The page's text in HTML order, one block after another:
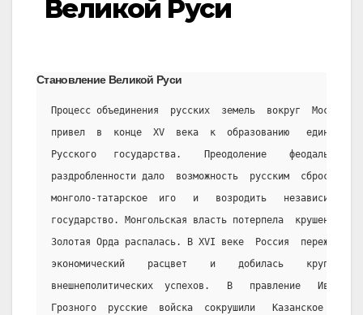
Великой Руси
Становление Великой Руси
Процесс объединения  русских  земель  вокруг  Москвы
привел  в  конце  XV  века  к  образованию   единого
Русского   государства.    Преодоление    феодальной
раздробленности дало  возможность  русским  сбросить
монголо-татарское  иго   и   возродить   независимое
государство. Монгольская власть потерпела  крушение,
Золотая Орда распалась. В XVI веке  Россия  пережила
экономический    расцвет    и    добилась    крупных
внешнеполитических  успехов.   В   правление   Ивана
Грозного  русские  войска  сокрушили   Казанское   и